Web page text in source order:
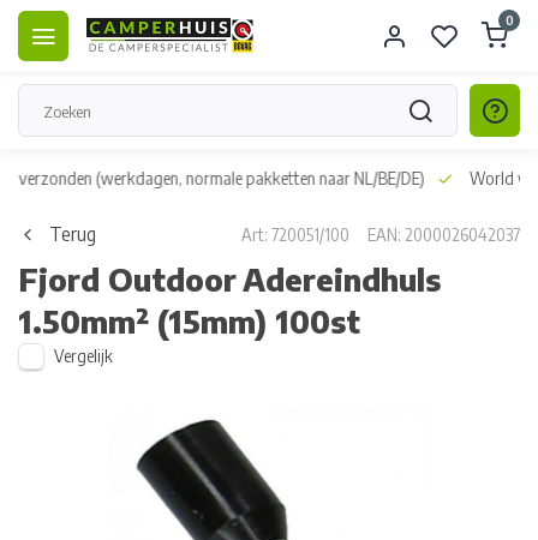
0
verzonden (werkdagen, normale pakketten naar NL/BE/DE) World
Terug Art: 720051/100 EAN: 2000026042037
Fjord OutdoorAdereindhuls
1.50mm² (15mm) 100st
Vergelijk